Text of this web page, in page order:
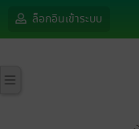
ล็อกอินเข้าระบบ